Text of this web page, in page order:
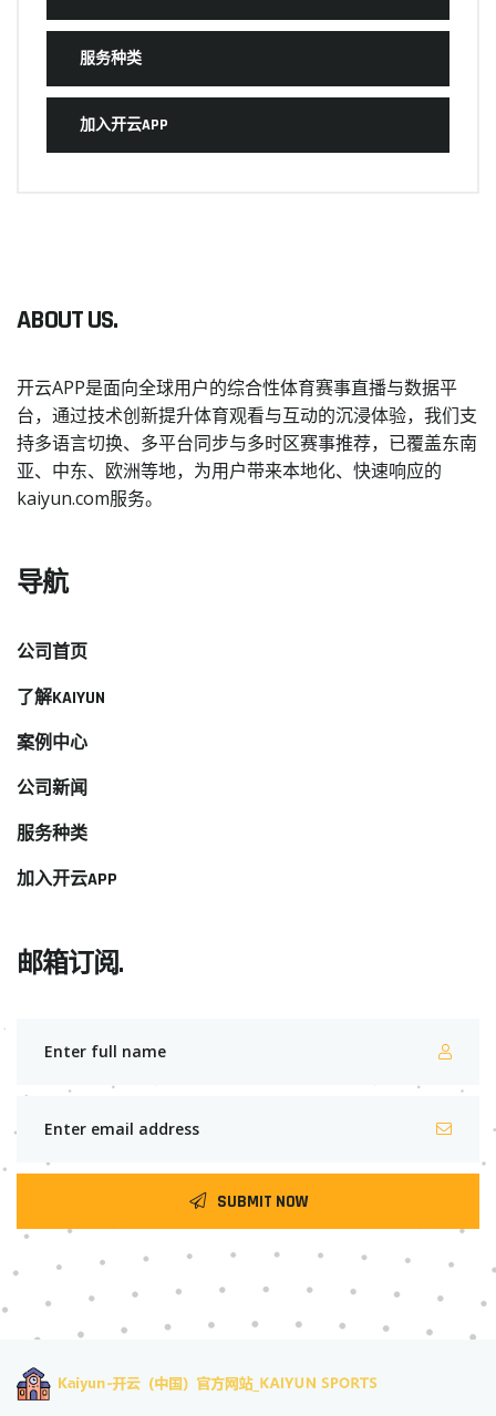
服务种类
加入开云APP
ABOUT US.
开云APP是面向全球用户的综合性体育赛事直播与数据平
台，通过技术创新提升体育观看与互动的沉浸体验，我们支
持多语言切换、多平台同步与多时区赛事推荐，已覆盖东南
亚、中东、欧洲等地，为用户带来本地化、快速响应的
kaiyun.com服务。
导航
公司首页
了解KAIYUN
案例中心
公司新闻
服务种类
加入开云APP
邮箱订阅.
SUBMIT NOW